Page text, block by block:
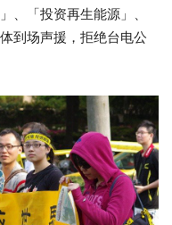
、「投资再生能源」、
到场声援，拒绝台电公